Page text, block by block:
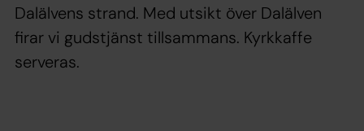
Dalälvens strand. Med utsikt över Dalälven
firar vi gudstjänst tillsammans. Kyrkkaffe
serveras.